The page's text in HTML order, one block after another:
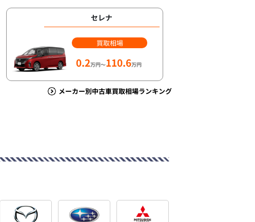
セレナ
買取相場
0.2万円～110.6万円
メーカー別中古車買取相場ランキング